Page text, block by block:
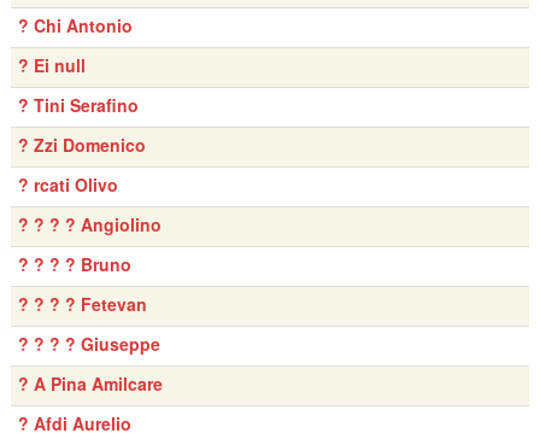
? Chi Antonio
? Ei null
? Tini Serafino
? Zzi Domenico
? rcati Olivo
? ? ? ? Angiolino
? ? ? ? Bruno
? ? ? ? Fetevan
? ? ? ? Giuseppe
? A Pina Amilcare
? Afdi Aurelio